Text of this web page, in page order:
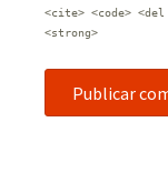
<cite> <code>
<strong>